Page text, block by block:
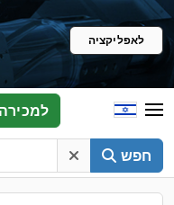
לאפליקציה
חפש
למכירה